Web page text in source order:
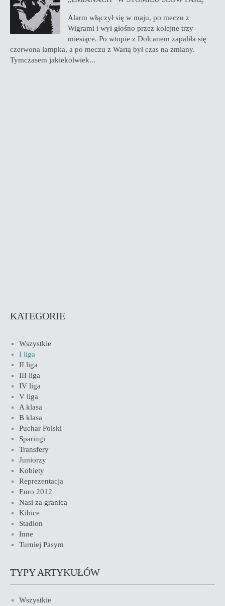
Alarm włączył się w maju, po meczu z
Wigrami i wył głośno przez kolejne trzy
miesiące. Po wtopie z Dolcanem zapaliła się
czerwona lampka, a po meczu z Wartą był czas na zmiany.
Tymczasem jakiekolwiek...
KATEGORIE
Wszystkie
I liga
II liga
III liga
IV liga
V liga
A klasa
B klasa
Puchar Polski
Sparingi
Transfery
Juniorzy
Kobiety
Reprezentacja
Euro 2012
Nasi za granicą
Kibice
Stadion
Inne
Turniej Pasym
TYPY ARTYKUŁÓW
Wszystkie